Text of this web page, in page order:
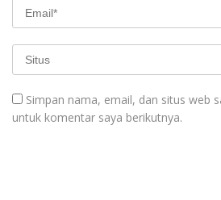
Simpan nama, email, dan situs web
untuk komentar saya berikutnya.